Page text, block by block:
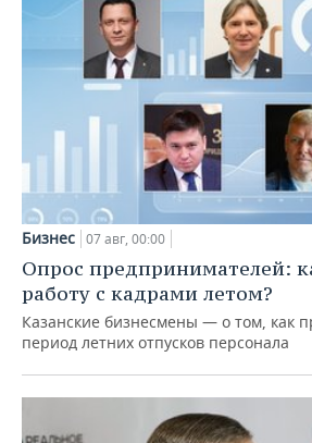
Бизнес 07 авг, 00:00
Опрос предпринимателей:
работу с кадрами летом?
Казанские бизнесмены — о том, как
период летних отпусков персонала